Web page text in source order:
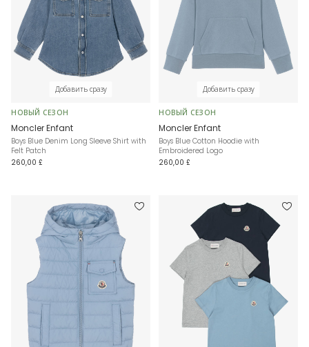
Добавить сразу
НОВЫЙ СЕЗОН
Moncler Enfant
Boys Blue Denim Long Sleeve Shirt with
Felt Patch
260,00 £
Добавить сразу
НОВЫЙ СЕЗОН
Moncler Enfant
Boys Blue Cotton Hoodie with
Embroidered Logo
260,00 £